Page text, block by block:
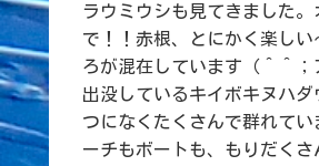
ラウミウシも見てきました
で！！赤根、とにかく楽し
ろが混在しています（＾＾
出没しているキイボキヌハ
つになくたくさんで群れて
ーチもボートも、もりだくさ